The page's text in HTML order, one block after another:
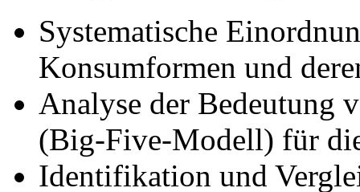
Systematische
Konsumformen und
Analyse der Bedeutung
(Big-Five-Modell) für
Identifikation und